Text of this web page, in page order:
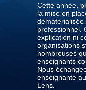
Cette année,
la mise en
professionnel.
explication ni
organisations
nombreuses
enseignants
Nous
enseignante
Lens.